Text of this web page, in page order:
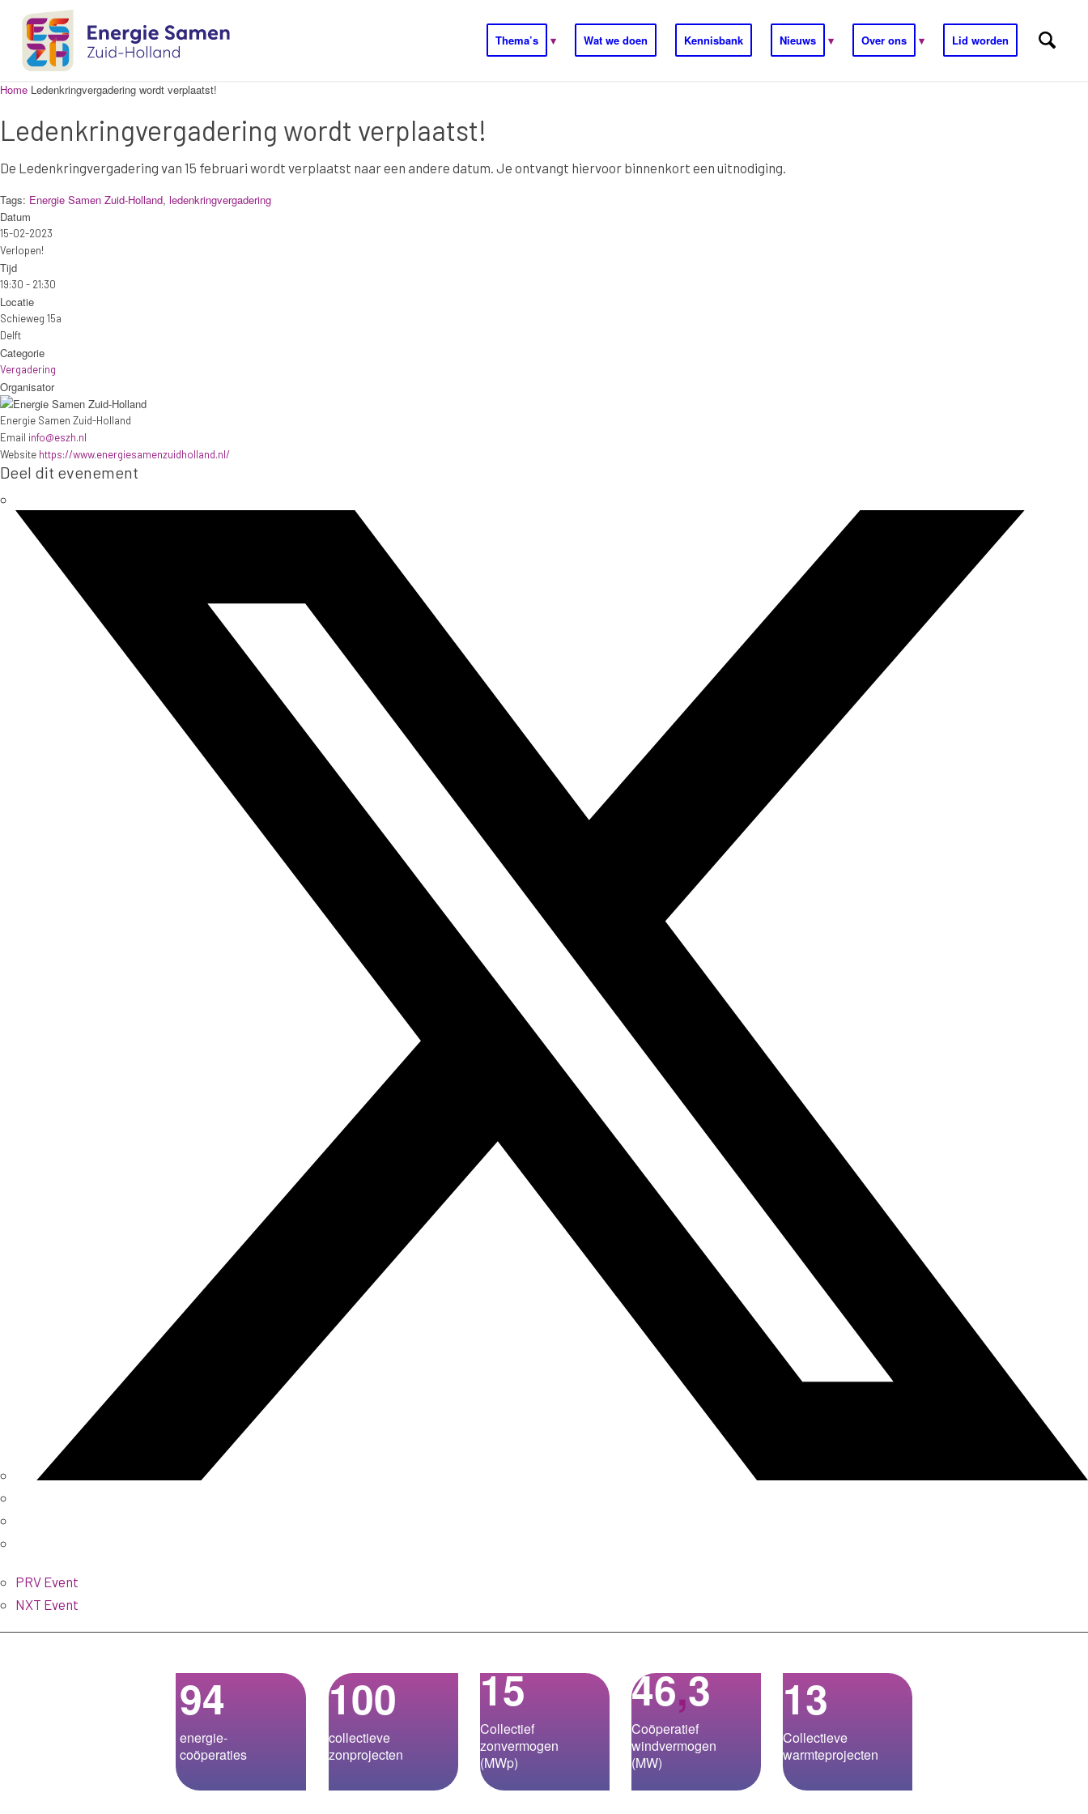
Thema’s Wat we doen Kennisbank Nieuws Over ons Lid worden
Home Ledenkringvergadering wordt verplaatst!
Ledenkringvergadering wordt verplaatst!
De Ledenkringvergadering van 15 februari wordt verplaatst naar een andere datum. Je ontvangt hiervoor binnenkort een uitnodiging.
Tags: Energie Samen Zuid-Holland, ledenkringvergadering
Datum
15-02-2023
Verlopen!
Tijd
19:30 - 21:30
Locatie
Schieweg 15a
Delft
Categorie
Vergadering
Organisator
Energie Samen Zuid-Holland
Email info@eszh.nl
Website https://www.energiesamenzuidholland.nl/
Deel dit evenement
PRV Event
NXT Event
94
energie­-
coöperaties
100
collectieve
zonprojecten
15
Collectief
zonvermogen
(MWp)
46,3
Coöperatief
windvermogen
(MW)
13
Collectieve
warmteprojecten